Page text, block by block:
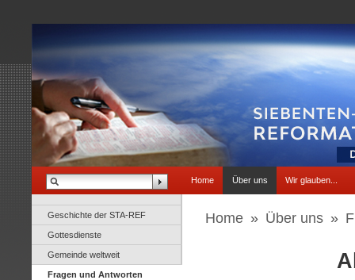
Home Über uns Wir glauben...
Geschichte der STA-REF
Gottesdienste
Gemeinde weltweit
Fragen und Antworten
Home » Über uns »